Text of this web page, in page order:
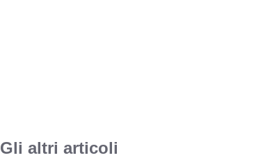
Gli altri articoli